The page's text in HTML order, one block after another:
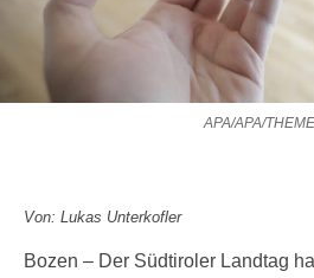
APA/APA/
Von: Lukas Unterkofler
Bozen – Der Südtiroler Landtag